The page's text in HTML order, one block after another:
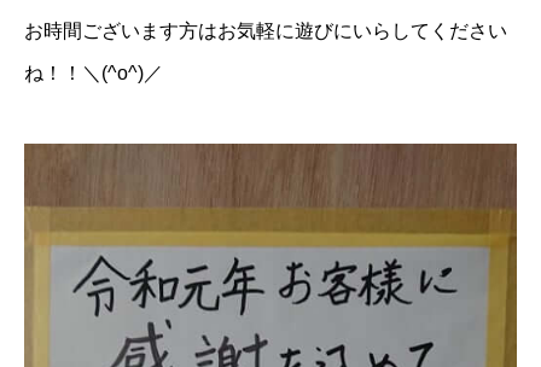
お時間ございます方はお気軽に遊びにいらしてください
ね！！＼(^o^)／